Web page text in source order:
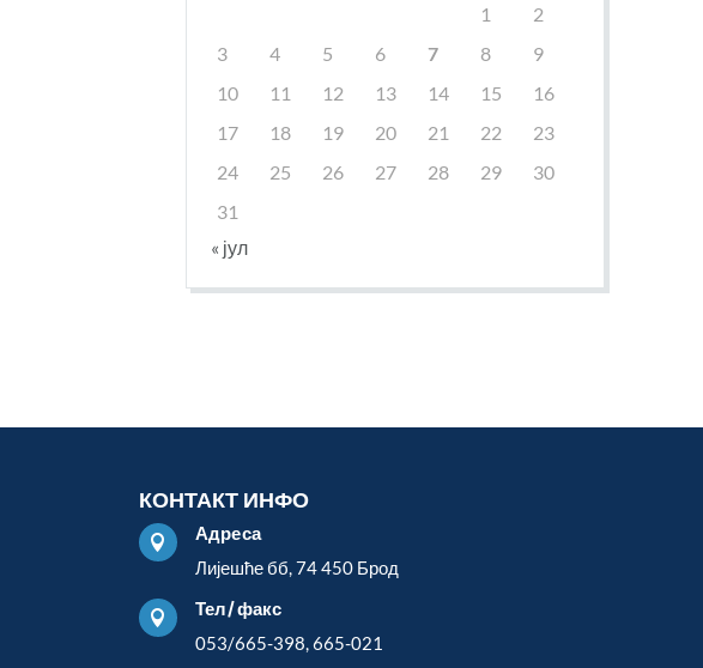
1
2
3
4 5 6 7 8
9
10
11 12 13 14 15
16
17
18 19 20 21 22
23
24
25 26 27 28 29
30
31
« јул
КОНТАКТ ИНФО

Адреса
Лијешће бб, 74 450 Брод

Тел/факс
053/665-398, 665-021